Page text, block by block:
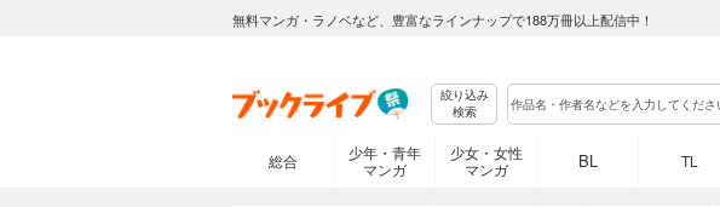
無料マンガ・ラノベなど、豊富なラインナップで188万冊以上配信中！
絞り込み
検索
総合
少年・青年
マンガ
少女・女性
マンガ
BL TL